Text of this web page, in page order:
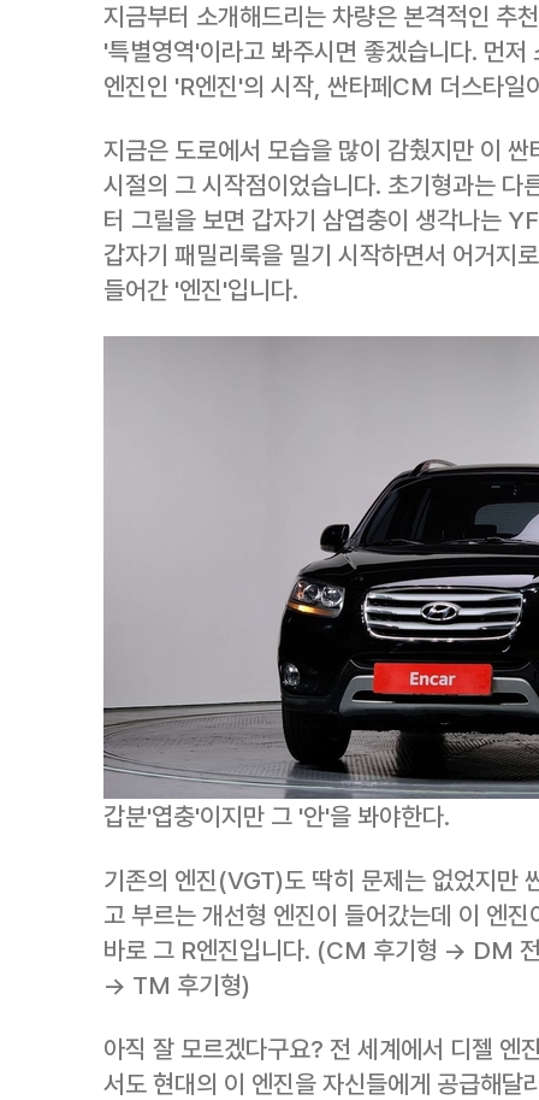
지금부터 소개해드리는 차량은 본격적인 추
'특별영역'이라고 봐주시면 좋겠습니다. 먼
엔진인 'R엔진'의 시작, 싼타페CM 더스타일
지금은 도로에서 모습을 많이 감췄지만 이
시절의 그 시작점이었습니다. 초기형과는 다
터 그릴을 보면 갑자기 삼엽충이 생각나는
갑자기 패밀리룩을 밀기 시작하면서 어거지
들어간 '엔진'입니다.
갑분'엽충'이지만 그 '안'을 봐야한다.
기존의 엔진(VGT)도 딱히 문제는 없었지만
고 부르는 개선형 엔진이 들어갔는데 이 엔
바로 그 R엔진입니다. (CM 후기형 → DM
→ TM 후기형)
아직 잘 모르겠다구요? 전 세계에서 디젤 엔
서도 현대의 이 엔진을 자신들에게 공급해달